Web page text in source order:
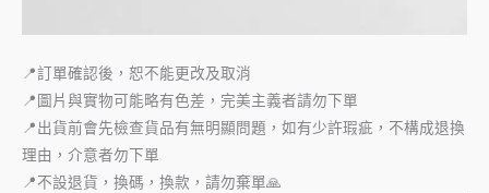
📍訂單確認後，恕不能更改及取消
📍圖片與實物可能略有色差，完美主義者請勿下單
📍出貨前會先檢查貨品有無明顯問題，如有少許瑕疵，不構成退換
理由，介意者勿下單
📍不設退貨，換碼，換款，請勿棄單🙏